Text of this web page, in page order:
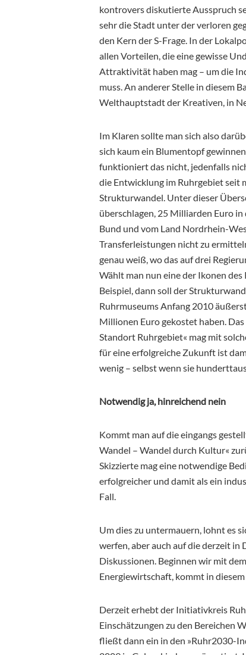
kontrovers diskutierte Ausspruch
sehr die Stadt unter der verloren
den Kern der S-Frage. In der
allen Vorteilen, die eine gewisse
Attraktivität haben mag – um die
muss. An anderer Stelle in diesem
Welthauptstadt der Kreativen, in
Im Klaren sollte man sich also
sich kaum ein Blumentopf
funktioniert das nicht, jedenfalls
die Entwicklung im Ruhrgebiet seit
Strukturwandel. Unter dieser
überschlagen, 25 Milliarden Euro
Bund und vom Land Nordrhein-
Transferleistungen nicht zu
genau weiß, wo das auf drei
Wählt man nun eine der Ikonen
Beispiel, dann soll der
Ruhrmuseums Anfang 2010
Millionen Euro gekostet haben.
Standort Ruhrgebiet« mag mit
für eine erfolgreiche Zukunft ist
wenig – selbst wenn sie
Notwendig ja, hinreichend nein
Kommt man auf die eingangs
Wandel – Wandel durch Kultur«
Skizzierte mag eine notwendige
erfolgreicher und damit als ein
Fall.
Um dies zu untermauern, lohnt es
werfen, aber auch auf die derzeit
Diskussionen. Beginnen wir mit
Energiewirtschaft, kommt in
Derzeit erhebt der Initiativkreis
Einschätzungen zu den Bereichen
fließt dann ein in den »Ruhr2030-